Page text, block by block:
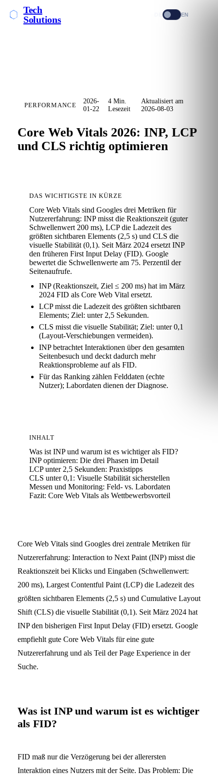
Tech
Solutions
EN
PERFORMANCE
2026-
01-22
4 Min.
Lesezeit
Aktualisiert am
2026-08-03
Core Web Vitals 2026: INP, LCP
und CLS richtig optimieren
DAS WICHTIGSTE IN KÜRZE
Core Web Vitals sind Googles drei Metriken für
Nutzererfahrung: INP misst die Reaktionszeit (guter
Schwellenwert 200 ms), LCP die Ladezeit des
größten sichtbaren Elements (2,5 s) und CLS die
visuelle Stabilität (0,1). Seit März 2024 ersetzt INP
den früheren First Input Delay (FID). Google
bewertet die Schwellenwerte am 75. Perzentil der
Seitenaufrufe.
INP (Reaktionszeit, Ziel ≤ 200 ms) hat im März
2024 FID als Core Web Vital ersetzt.
LCP misst die Ladezeit des größten sichtbaren
Elements; Ziel: unter 2,5 Sekunden.
CLS misst die visuelle Stabilität; Ziel: unter 0,1
(Layout-Verschiebungen vermeiden).
INP betrachtet Interaktionen über den gesamten
Seitenbesuch und deckt dadurch mehr
Reaktionsprobleme auf als FID.
Für das Ranking zählen Felddaten (echte
Nutzer); Labordaten dienen der Diagnose.
INHALT
Was ist INP und warum ist es wichtiger als FID?
INP optimieren: Die drei Phasen im Detail
LCP unter 2,5 Sekunden: Praxistipps
CLS unter 0,1: Visuelle Stabilität sicherstellen
Messen und Monitoring: Feld- vs. Labordaten
Fazit: Core Web Vitals als Wettbewerbsvorteil
Core Web Vitals sind Googles drei zentrale Metriken für
Nutzererfahrung: Interaction to Next Paint (INP) misst die
Reaktionszeit bei Klicks und Eingaben (Schwellenwert:
200 ms), Largest Contentful Paint (LCP) die Ladezeit des
größten sichtbaren Elements (2,5 s) und Cumulative Layout
Shift (CLS) die visuelle Stabilität (0,1). Seit März 2024 hat
INP den bisherigen First Input Delay (FID) ersetzt. Google
empfiehlt gute Core Web Vitals für eine gute
Nutzererfahrung und als Teil der Page Experience in der
Suche.
Was ist INP und warum ist es wichtiger
als FID?
FID maß nur die Verzögerung bei der allerersten
Interaktion eines Nutzers mit der Seite. Das Problem: Die